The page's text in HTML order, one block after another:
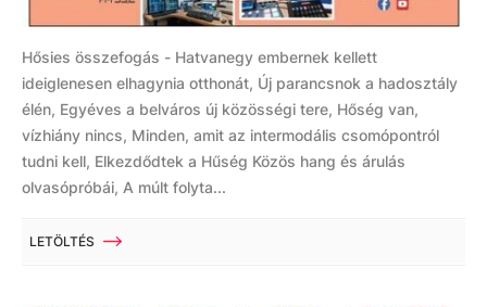
Hősies összefogás - Hatvanegy embernek kellett
ideiglenesen elhagynia otthonát, Új parancsnok a hadosztály
élén, Egyéves a belváros új közösségi tere, Hőség van,
vízhiány nincs, Minden, amit az intermodális csomópontról
tudni kell, Elkezdődtek a Hűség Közös hang és árulás
olvasópróbái, A múlt folyta...
LETÖLTÉS